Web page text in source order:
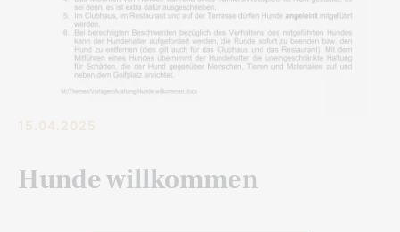
15.04.2025
Hunde willkommen